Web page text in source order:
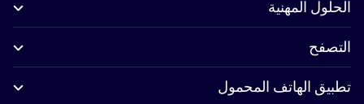
الحلول المهنية
التصفح
تطبيق الهاتف المحمول